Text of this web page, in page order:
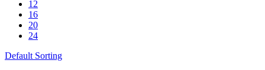
12
16
20
24
Default Sorting